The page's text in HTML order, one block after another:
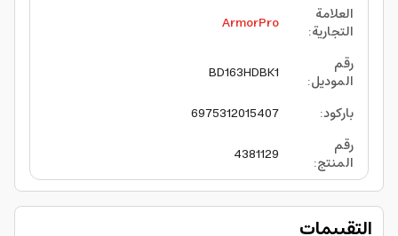
العلامة
التجارية:
ArmorPro
رقم
الموديل:
BD163HDBK1
باركود:
6975312015407
رقم
المنتج:
4381129
التقييمات